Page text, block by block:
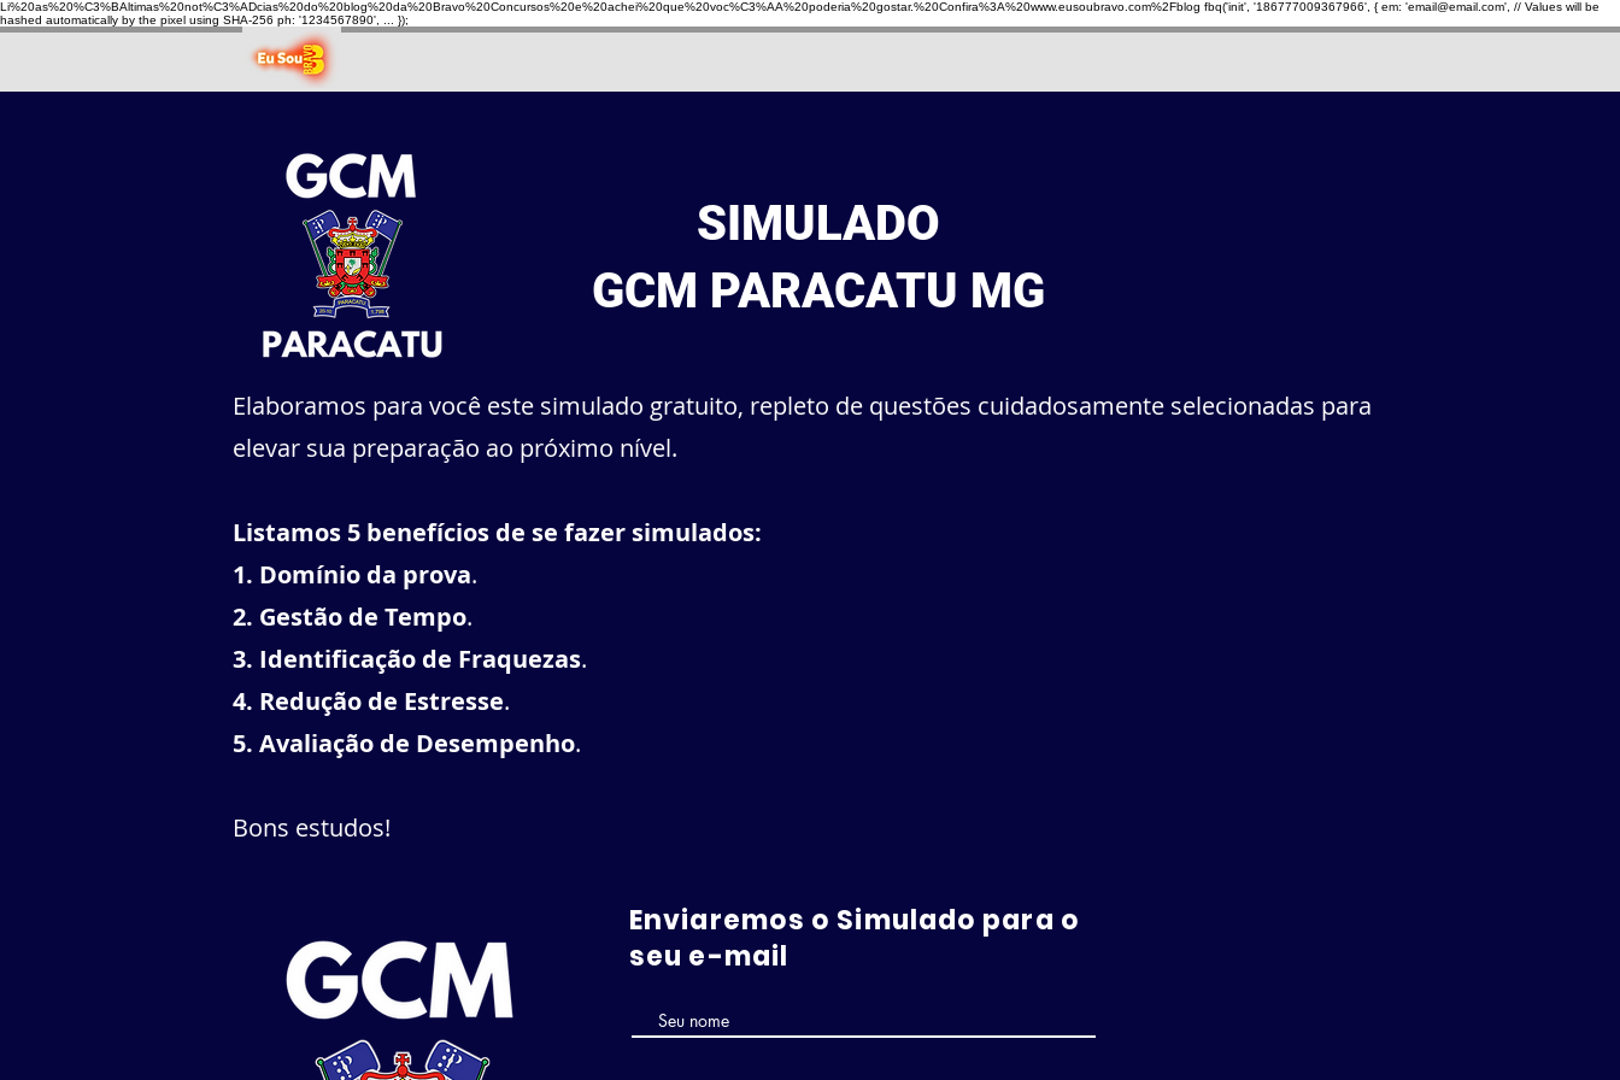
Li%20as%20%C3%BAltimas%20not%C3%ADcias%20do%20blog%20da%20Bravo%20Concursos%20e%20achei%20que%20voc%C3%AA%20poderia%20gostar.%20Confira%3A%20www.eusoubravo.com%2Fblog fbq('init', '186777009367966', { em: 'email@email.com', // Values will be
hashed automatically by the pixel using SHA-256 ph: '1234567890', ... });
SIMULADO
GCM PARACATU MG
Elaboramos para você este simulado gratuito, repleto de questões cuidadosamente selecionadas para
elevar sua preparação ao próximo nível.
Listamos 5 benefícios de se fazer simulados:
1. Domínio da prova.
2. Gestão de Tempo.
3. Identificação de Fraquezas.
4. Redução de Estresse.
5. Avaliação de Desempenho.
Bons estudos!
Enviaremos o Simulado para o
seu e-mail